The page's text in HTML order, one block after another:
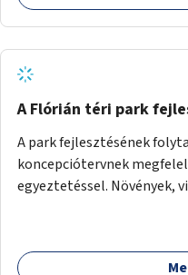
A Flórián téri park
A park fejlesztésének
koncepciótervnek
egyeztetéssel. Növények,